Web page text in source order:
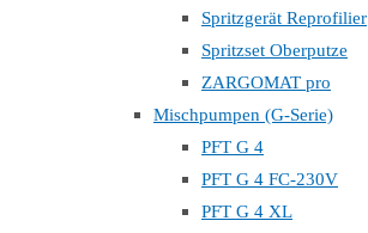
Spritzgerät Reprofilier
Spritzset Oberputze
ZARGOMAT pro
Mischpumpen (G-Serie)
PFT G 4
PFT G 4 FC-230V
PFT G 4 XL